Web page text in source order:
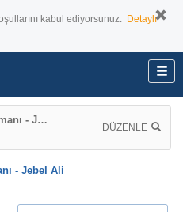
kabul ediyorsunuz. Detaylı
- Jebel Ali
DÜZENLE
- Jebel Ali